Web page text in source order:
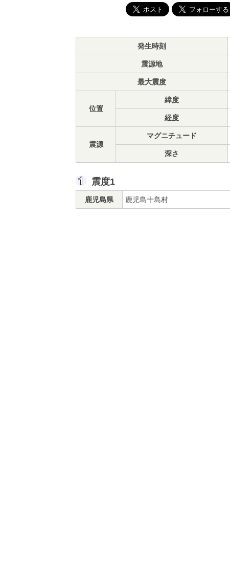
発生時刻
震源地
最大震度
位置
緯度
経度
震源
マグニチュード
深さ
震度1
鹿児島県 鹿児島十島村